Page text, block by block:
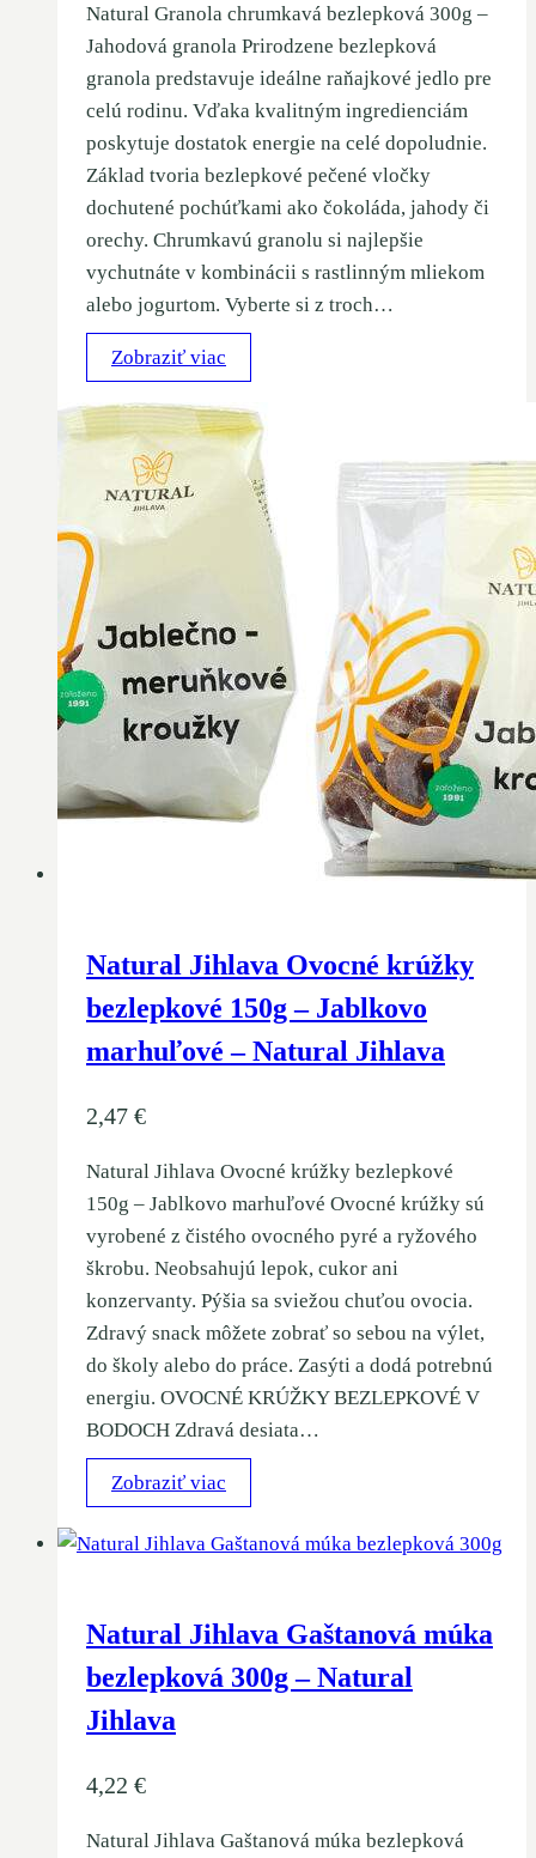
Natural Granola chrumkavá bezlepková 300g –
Jahodová granola Prirodzene bezlepková
granola predstavuje ideálne raňajkové jedlo pre
celú rodinu. Vďaka kvalitným ingredienciám
poskytuje dostatok energie na celé dopoludnie.
Základ tvoria bezlepkové pečené vločky
dochutené pochúťkami ako čokoláda, jahody či
orechy. Chrumkavú granolu si najlepšie
vychutnáte v kombinácii s rastlinným mliekom
alebo jogurtom. Vyberte si z troch…
Zobraziť viac
Natural Jihlava Ovocné krúžky
bezlepkové 150g – Jablkovo
marhuľové – Natural Jihlava
2,47 €
Natural Jihlava Ovocné krúžky bezlepkové
150g – Jablkovo marhuľové Ovocné krúžky sú
vyrobené z čistého ovocného pyré a ryžového
škrobu. Neobsahujú lepok, cukor ani
konzervanty. Pýšia sa sviežou chuťou ovocia.
Zdravý snack môžete zobrať so sebou na výlet,
do školy alebo do práce. Zasýti a dodá potrebnú
energiu. OVOCNÉ KRÚŽKY BEZLEPKOVÉ V
BODOCH Zdravá desiata…
Zobraziť viac
Natural Jihlava Gaštanová múka
bezlepková 300g – Natural
Jihlava
4,22 €
Natural Jihlava Gaštanová múka bezlepková